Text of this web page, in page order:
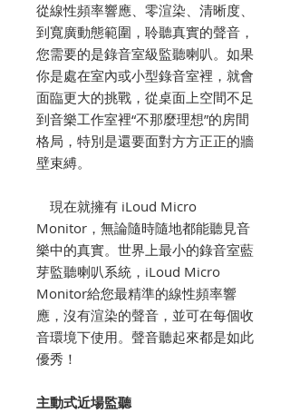
從線性頻率響應、零渲染、清晰度、
到寬廣動態範圍，聆聽真實的聲音，
您需要的是錄音室級監聽喇叭。如果
你是處在室內或小型錄音室裡，就會
面臨更大的挑戰，從桌面上空間不足
到音樂工作室裡“不那麼理想”的房間
格局，特別是還要面對方方正正的牆
壁束縛。
現在就擁有 iLoud Micro
Monitor，無論隨時隨地都能聽見音
樂中的真實。世界上最小的錄音室藍
芽監聽喇叭系統，iLoud Micro
Monitor給您最精準的線性頻率響
應，沒有渲染的聲音，並可在每個收
音環境下使用。聲音聽起來都是如此
優秀！
主動式近場監聽